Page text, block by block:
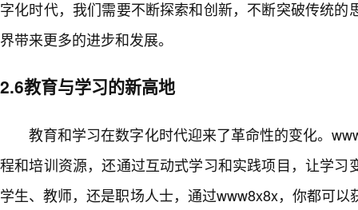
字化时代，我们需要不断探索和创新，不断突破传统的
界带来更多的进步和发展。
2.6教育与学习的新高地
教育和学习在数字化时代迎来了革命性的变化。
程和培训资源，还通过互动式学习和实践项目，让学习
学生、教师，还是职场人士，通过www8x8x，你都可